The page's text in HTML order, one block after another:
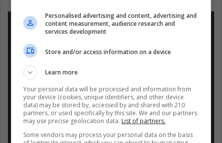
¡MÁXIMA TENSIÓN! Sergio Ramos
le dio DOS BALONAZOS al
CANTERANO Reguilon en el
ENTRENAMIENTO. Después SE
DISCULPÓ en twitter.#JUGONES
pic.twitter.com/xHffrY4gZP
Personalised advertising and content, advertising and
content measurement, audience research and
services development
Store and/or access information on a device
Learn more
Your personal data will be processed and information from
your device (cookies, unique identifiers, and other device
data) may be stored by, accessed by and shared with 210
partners, or used specifically by this site. We and our partners
may use precise geolocation data. List of partners.
Some vendors may process your personal data on the basis